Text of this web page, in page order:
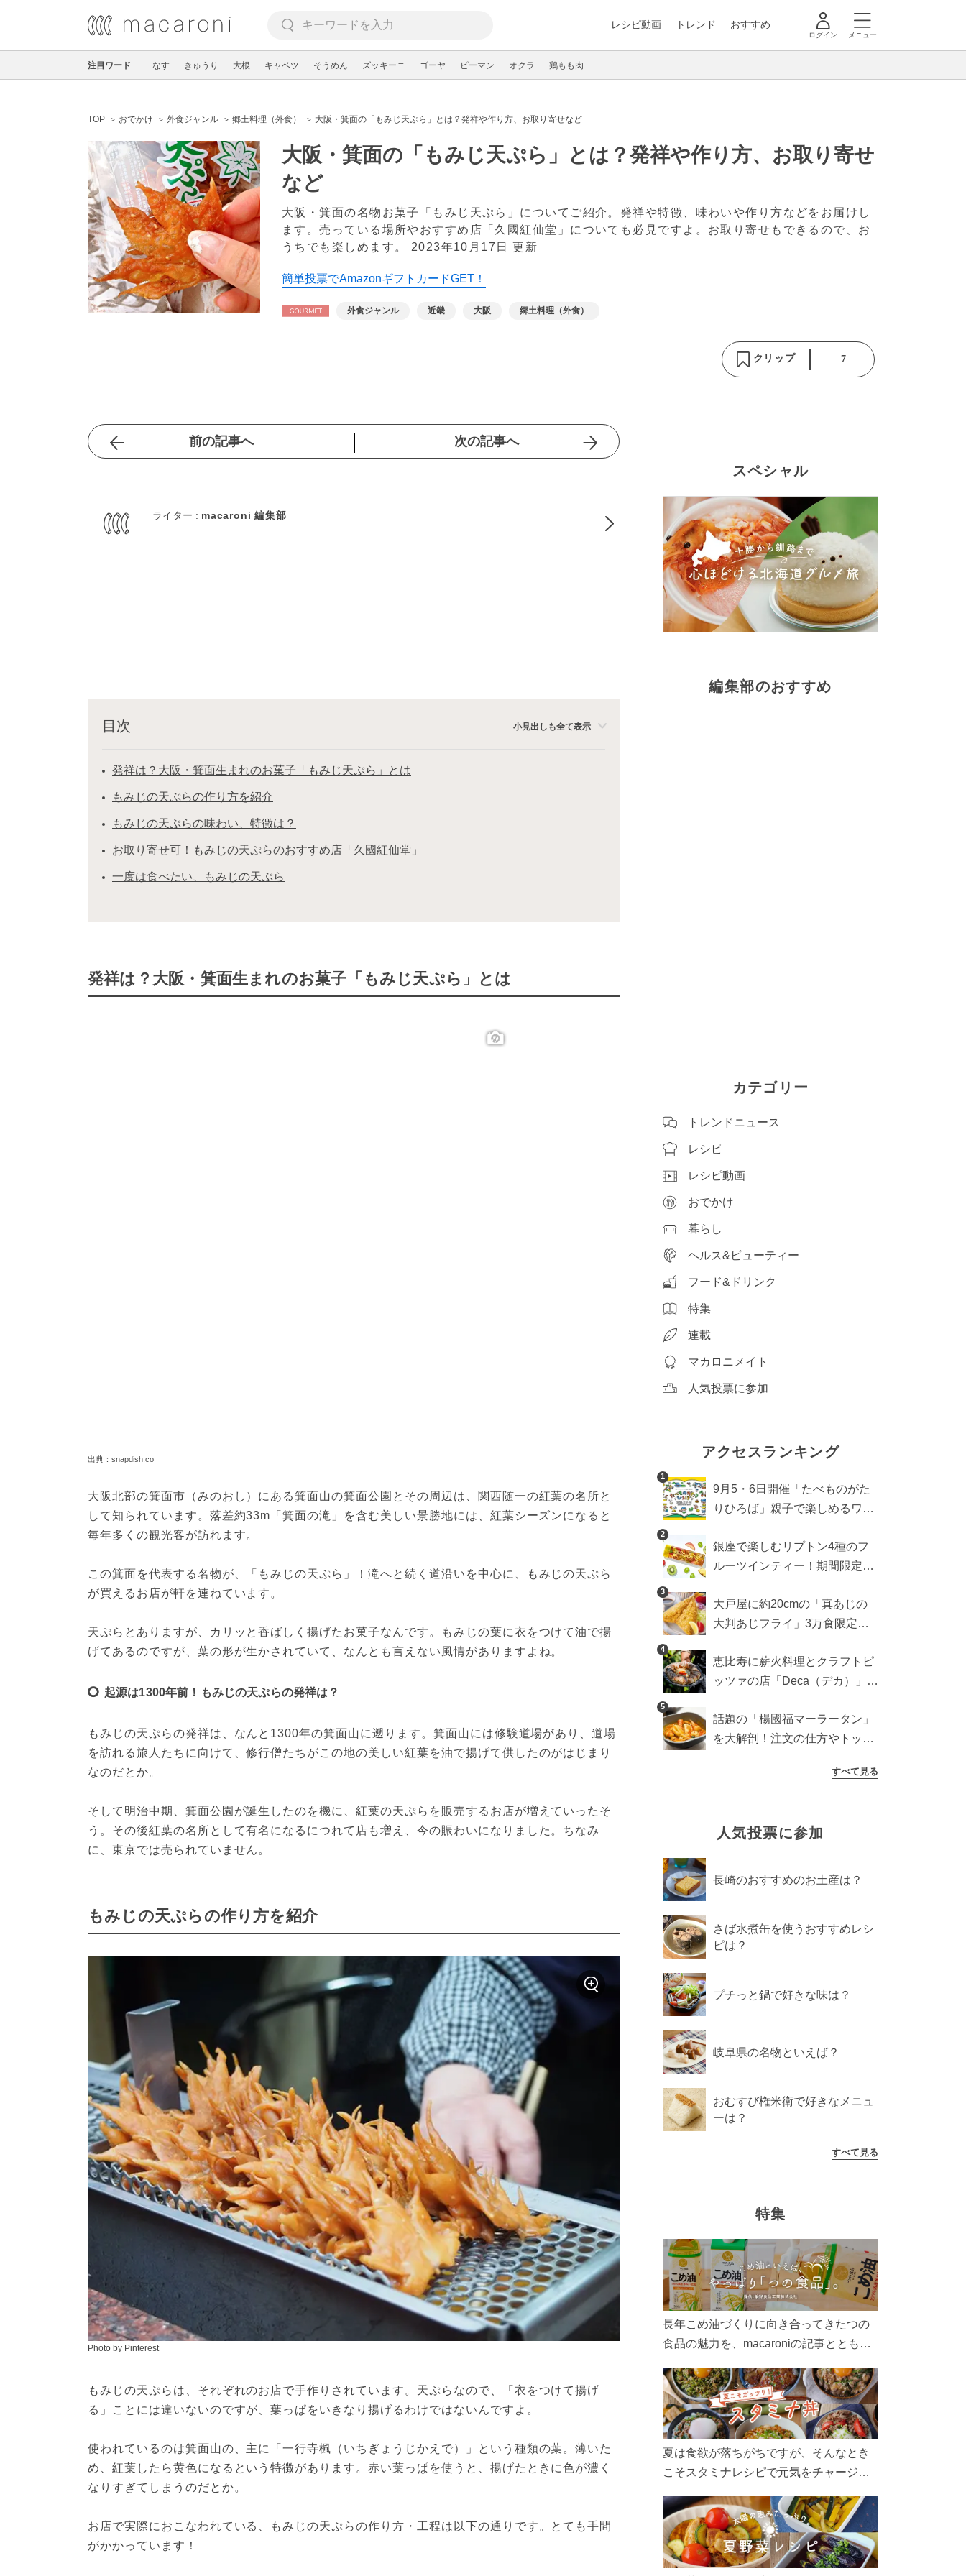
レシピ動画 トレンド おすすめ
ログイン メニュー
注目ワード なす きゅうり 大根 キャベツ そうめん ズッキーニ ゴーヤ ピーマン オクラ 鶏もも肉
TOP おでかけ 外食ジャンル 郷土料理（外食） 大阪・箕面の「もみじ天ぷら」とは？発祥や作り方、お取り寄せなど
大阪・箕面の「もみじ天ぷら」とは？発祥や作り方、お取り寄せ
など
大阪・箕面の名物お菓子「もみじ天ぷら」についてご紹介。発祥や特徴、味わいや作り方などをお届けし
ます。売っている場所やおすすめ店「久國紅仙堂」についても必見ですよ。お取り寄せもできるので、お
うちでも楽しめます。 2023年10月17日 更新
簡単投票でAmazonギフトカードGET！
外食ジャンル 近畿 大阪 郷土料理（外食）
クリップ 7
前の記事へ 次の記事へ
ライター : macaroni 編集部
目次 小見出しも全て表示
発祥は？大阪・箕面生まれのお菓子「もみじ天ぷら」とは
もみじの天ぷらの作り方を紹介
もみじの天ぷらの味わい、特徴は？
お取り寄せ可！もみじの天ぷらのおすすめ店「久國紅仙堂」
一度は食べたい、もみじの天ぷら
発祥は？大阪・箕面生まれのお菓子「もみじ天ぷら」とは
出典：snapdish.co
大阪北部の箕面市（みのおし）にある箕面山の箕面公園とその周辺は、関西随一の紅葉の名所と
して知られています。落差約33m「箕面の滝」を含む美しい景勝地には、紅葉シーズンになると
毎年多くの観光客が訪れます。
この箕面を代表する名物が、「もみじの天ぷら」！滝へと続く道沿いを中心に、もみじの天ぷら
が買えるお店が軒を連ねています。
天ぷらとありますが、カリッと香ばしく揚げたお菓子なんです。もみじの葉に衣をつけて油で揚
げてあるのですが、葉の形が生かされていて、なんとも言えない風情がありますよね。
起源は1300年前！もみじの天ぷらの発祥は？
もみじの天ぷらの発祥は、なんと1300年の箕面山に遡ります。箕面山には修験道場があり、道場
を訪れる旅人たちに向けて、修行僧たちがこの地の美しい紅葉を油で揚げて供したのがはじまり
なのだとか。
そして明治中期、箕面公園が誕生したのを機に、紅葉の天ぷらを販売するお店が増えていったそ
う。その後紅葉の名所として有名になるにつれて店も増え、今の賑わいになりました。ちなみ
に、東京では売られていません。
もみじの天ぷらの作り方を紹介
Photo by Pinterest
もみじの天ぷらは、それぞれのお店で手作りされています。天ぷらなので、「衣をつけて揚げ
る」ことには違いないのですが、葉っぱをいきなり揚げるわけではないんですよ。
使われているのは箕面山の、主に「一行寺楓（いちぎょうじかえで）」という種類の葉。薄いた
め、紅葉したら黄色になるという特徴があります。赤い葉っぱを使うと、揚げたときに色が濃く
なりすぎてしまうのだとか。
お店で実際におこなわれている、もみじの天ぷらの作り方・工程は以下の通りです。とても手間
がかかっています！
スペシャル
編集部のおすすめ
カテゴリー
トレンドニュース
レシピ
レシピ動画
おでかけ
暮らし
ヘルス&ビューティー
フード&ドリンク
特集
連載
マカロニメイト
人気投票に参加
アクセスランキング
1
9月5・6日開催「たべものがた
りひろば」親子で楽しめるワー
ーなどをご紹介
2
銀座で楽しむリプトン4種のフ
ルーツインティー！期間限定キ
3
大戸屋に約20cmの「真あじの
大判あじフライ」3万食限定で
メニュー
4
恵比寿に薪火料理とクラフトピ
ッツァの店「Deca（デカ）」が
ストラン
5
話題の「楊國福マーラータン」
を大解剖！注文の仕方やトッピ
すべて見る
人気投票に参加
長崎のおすすめのお土産は？
さば水煮缶を使うおすすめレシ
ピは？
プチっと鍋で好きな味は？
岐阜県の名物といえば？
おむすび権米衛で好きなメニュ
ーは？
すべて見る
特集
長年こめ油づくりに向き合ってきたつの
食品の魅力を、macaroniの記事とともに
ん、製造現場や品質へのこだわりまで。
こめ油をもっと好きになるコンテンツを
ぜひお楽しみください。
夏は食欲が落ちがちですが、そんなとき
こそスタミナレシピで元気をチャージ！
リ食べて、夏バテを吹き飛ばしましょ
う！